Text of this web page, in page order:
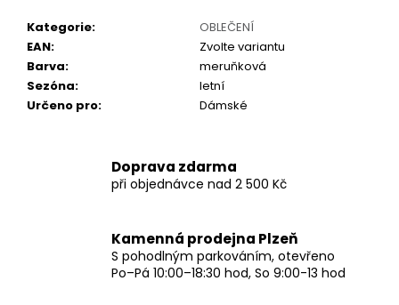
Kategorie:
OBLEČENÍ
EAN:
Zvolte variantu
Barva:
meruňková
Sezóna:
letní
Určeno pro: Dámské
Doprava zdarma
při objednávce nad 2 500 Kč
Kamenná prodejna Plzeň
S pohodlným parkováním, otevřeno
Po–Pá 10:00–18:30 hod, So 9:00-13 hod